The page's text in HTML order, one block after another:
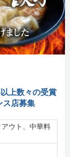
上数々の受賞
ス店募集
ウト、中華料